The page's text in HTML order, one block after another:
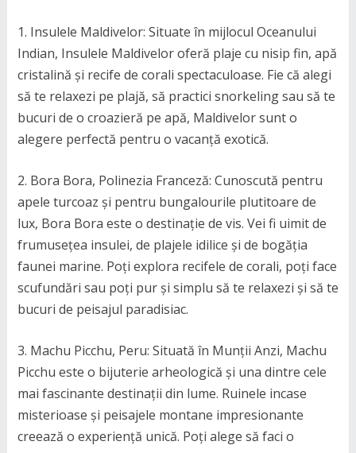
1. Insulele Maldivelor: Situate în mijlocul Oceanului
Indian, Insulele Maldivelor oferă plaje cu nisip fin, apă
cristalină și recife de corali spectaculoase. Fie că alegi
să te relaxezi pe plajă, să practici snorkeling sau să te
bucuri de o croazieră pe apă, Maldivelor sunt o
alegere perfectă pentru o vacanță exotică.
2. Bora Bora, Polinezia Franceză: Cunoscută pentru
apele turcoaz și pentru bungalourile plutitoare de
lux, Bora Bora este o destinație de vis. Vei fi uimit de
frumusețea insulei, de plajele idilice și de bogăția
faunei marine. Poți explora recifele de corali, poți face
scufundări sau poți pur și simplu să te relaxezi și să te
bucuri de peisajul paradisiac.
3. Machu Picchu, Peru: Situată în Munții Anzi, Machu
Picchu este o bijuterie arheologică și una dintre cele
mai fascinante destinații din lume. Ruinele incase
misterioase și peisajele montane impresionante
creează o experiență unică. Poți alege să faci o